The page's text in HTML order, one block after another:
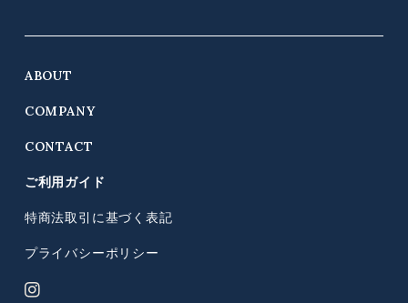
ABOUT
COMPANY
CONTACT
ご利用ガイド
特商法取引に基づく表記
プライバシーポリシー